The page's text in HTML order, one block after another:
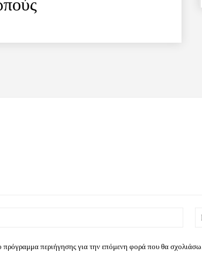
πρόγραμμα περιήγησης για την επόμενη φορά που θα